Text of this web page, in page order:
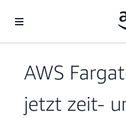
Überspringen zum Hauptinhalt
AWS
jetzt zeit-